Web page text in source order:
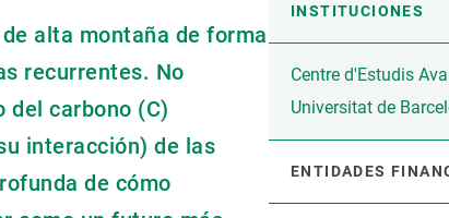
INSTITUCIONES
Centre d'Estudis
Universitat de
ENTIDADES
alta montaña de forma
recurrentes. No
del carbono (C)
interacción) de las
de cómo